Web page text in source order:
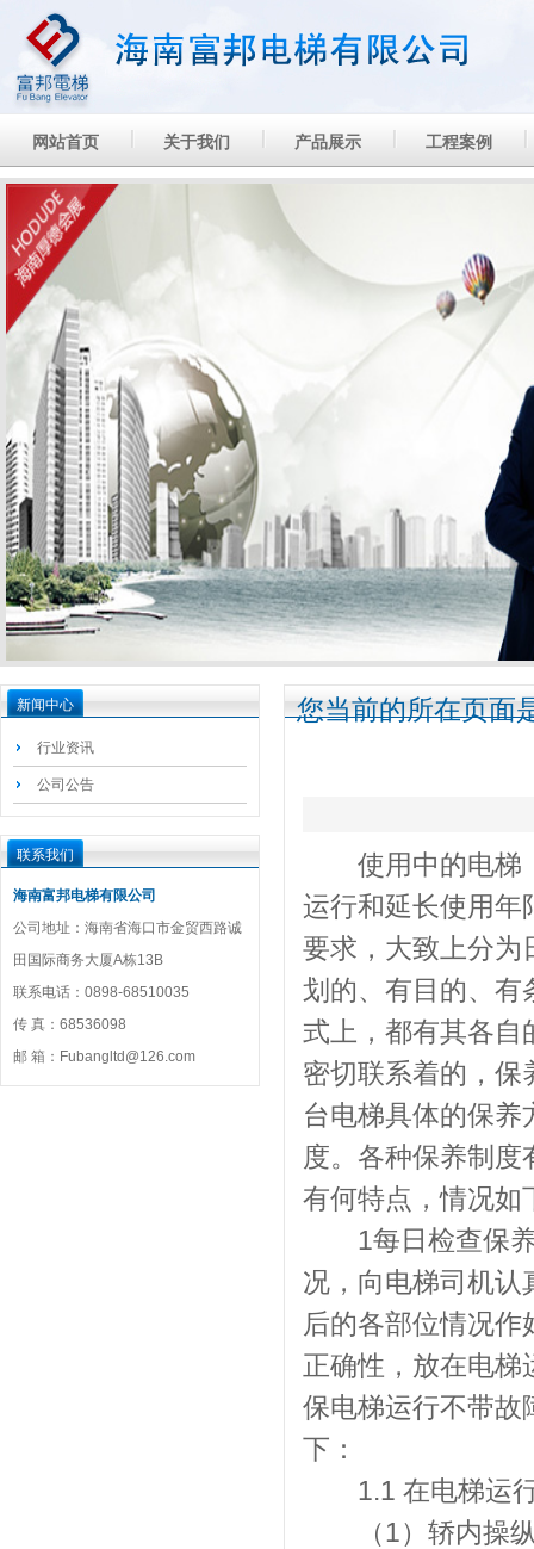
网站首页 关于我们 产品展示 工程案例
新闻中心
行业资讯
公司公告
联系我们
海南富邦电梯有限公司
公司地址：海南省海口市金贸西路诚
田国际商务大厦A栋13B
联系电话：0898-68510035
传 真：68536098
邮 箱：Fubangltd@126.com
您当前的所在页面
使用中的电梯，
运行和延长使用年
要求，大致上分为
划的、有目的、有
式上，都有其各自
密切联系着的，保
台电梯具体的保
度。各种保养制
有何特点，情况如
1每日检查保养
况，向电梯司机认
后的各部位情况
正确性，放在电梯
保电梯运行不带故
下：
1.1 在电梯运行
（1）轿内操纵